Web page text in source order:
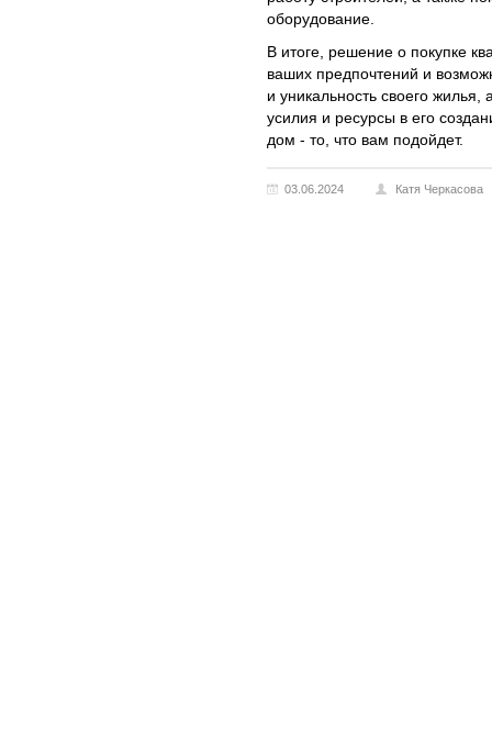
оборудование.
В итоге, решение о покупке
ваших предпочтений и
и уникальность своего
усилия и ресурсы в его
дом - то, что вам подойдет.
03.06.2024 Катя Черкасова